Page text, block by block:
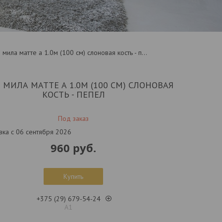
Кухня мила матте а 1.0м (100 см) слоновая кость - пепел
МИЛА МАТТЕ А 1.0М (100 СМ) СЛОНОВАЯ
КОСТЬ - ПЕПЕЛ
Под заказ
с 06 сентября 2026
960 руб.
Купить
+375 (29) 679-54-24
А1